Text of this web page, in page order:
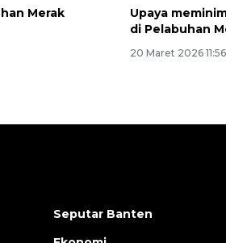
Merak
Upaya
di Pelabuhan
20 Maret 2026 11:56
Seputar Banten